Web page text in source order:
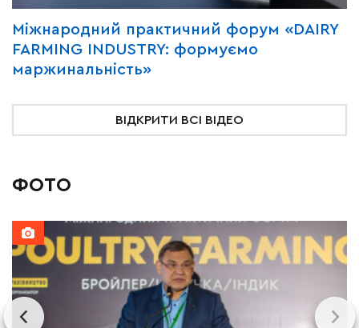
Міжнародний практичний форум «DAIRY
FARMING INDUSTRY: формуємо
маржинальність»
ВІДКРИТИ ВСІ ВІДЕО
ФОТО